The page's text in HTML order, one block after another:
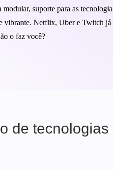
suporte para as
vibrante. Netflix, Uber e Twitch já
o faz você?
de tecnologias